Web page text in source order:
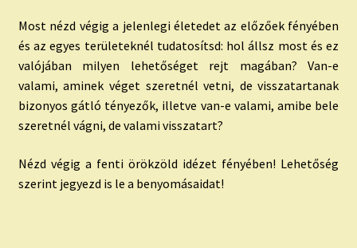
Most nézd végig a jelenlegi életedet az előzőek fényében
és az egyes területeknél tudatosítsd: hol állsz most és ez
valójában milyen lehetőséget rejt magában? Van-e
valami, aminek véget szeretnél vetni, de visszatartanak
bizonyos gátló tényezők, illetve van-e valami, amibe bele
szeretnél vágni, de valami visszatart?
Nézd végig a fenti örökzöld idézet fényében! Lehetőség
szerint jegyezd is le a benyomásaidat!